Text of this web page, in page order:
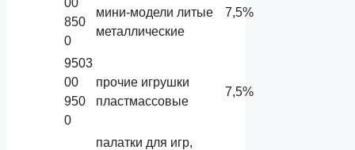
850
0
мини-модели литые
металлические
7,5%
9503
00
950
0
прочие игрушки
пластмассовые
7,5%
палатки для игр,